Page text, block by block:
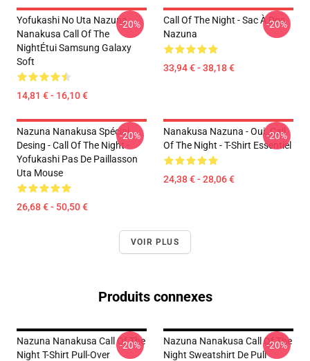
Yofukashi No Uta Nazuna
Nanakusa Call Of The
NightÉtui Samsung Galaxy
Soft
14,81 € - 16,10 €
-20%
Call Of The Night - Sac À Dos
Nazuna
33,94 € - 38,18 €
-20%
Nazuna Nanakusa Spécial
Desing - Call Of The Night -
Yofukashi Pas De Paillasson
Uta Mouse
26,68 € - 50,50 €
-20%
Nanakusa Nazuna - Oui. Call
Of The Night - T-Shirt Essentiel
24,38 € - 28,06 €
-20%
VOIR PLUS
Produits connexes
Nazuna Nanakusa Call Of The
Night T-Shirt Pull-Over
-20%
Nazuna Nanakusa Call Of The
Night Sweatshirt De Pull
-20%